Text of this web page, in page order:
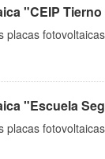
"CEIP
placas
"Escuela
placas